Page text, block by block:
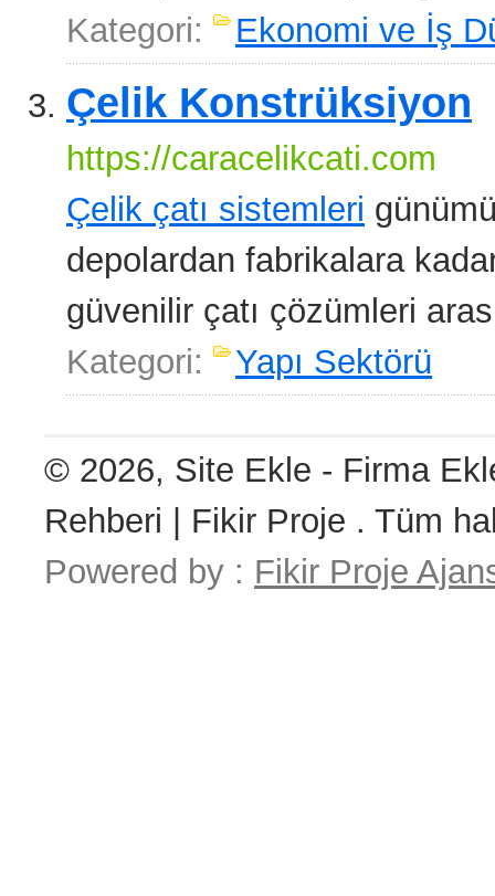
Kategori:
Ekonomi ve İş
Çelik Konstrüksiyon
https://caracelikcati.com
Çelik çatı sistemleri
depolardan fabrikalara
güvenilir çatı çözümleri
Kategori:
Yapı Sektörü
© 2026, Site Ekle - Firma
Rehberi | Fikir Proje . Tüm
Powered by : Fikir Proje